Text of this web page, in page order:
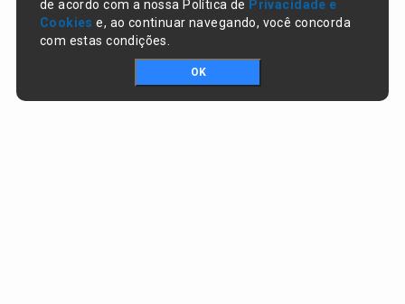
de acordo com a nossa Política de Privacidade e
Cookies e, ao continuar navegando, você concorda
com estas condições.
OK